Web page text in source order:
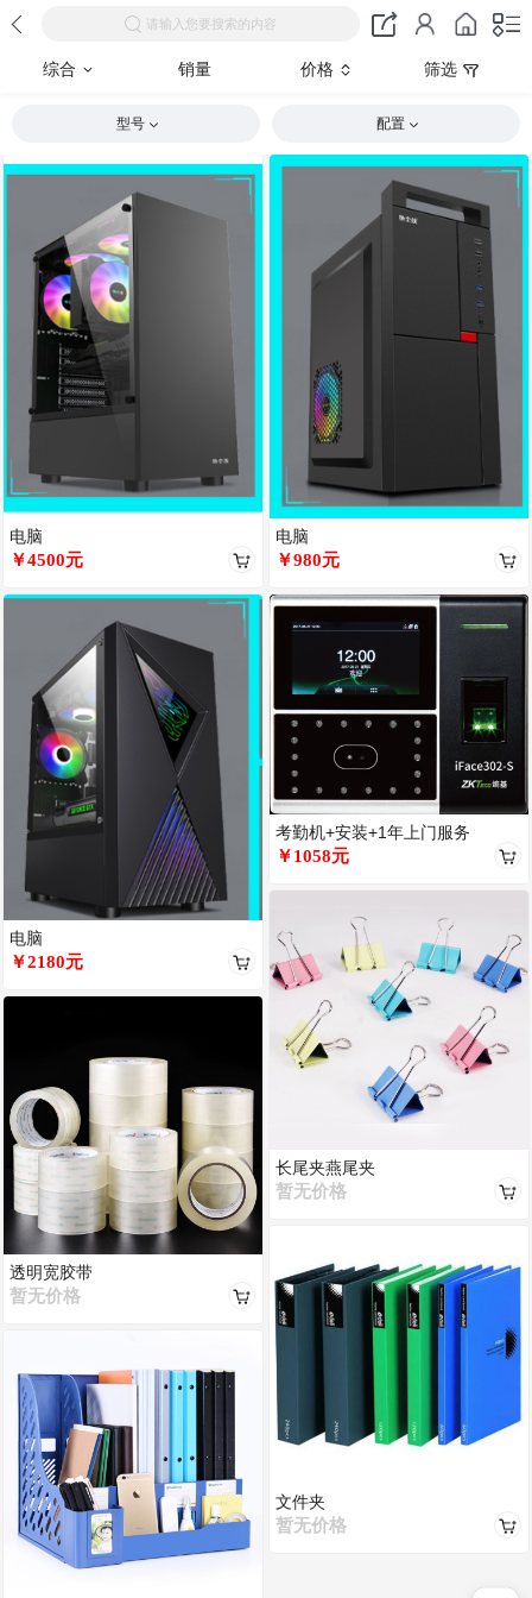
请输入您要搜索的内容
综合 销量 价格 筛选
型号 配置
电脑
￥4500元
电脑
￥2180元
透明宽胶带
暂无价格
电脑
￥980元
考勤机+安装+1年上门服务
￥1058元
长尾夹燕尾夹
暂无价格
文件夹
暂无价格